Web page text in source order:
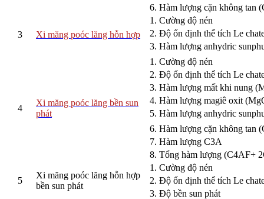
6. Hàm lượng cặn không tan
3 Xi măng poóc lăng hỗn hợp
1. Cường độ nén
2. Độ ổn định thể tích Le
3. Hàm lượng anhydric
4
Xi măng poóc lăng bền sun
phát
1. Cường độ nén
2. Độ ổn định thể tích Le
3. Hàm lượng mất khi nung
4. Hàm lượng magiê oxit
5. Hàm lượng anhydric
6. Hàm lượng cặn không tan
7. Hàm lượng C3A
8. Tổng hàm lượng (C4AF+
5
Xi măng poóc lăng hỗn hợp
bền sun phát
1. Cường độ nén
2. Độ ổn định thể tích Le
3. Độ bền sun phát